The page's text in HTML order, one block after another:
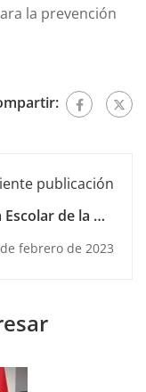
la prevención
publicación
Escolar de la No
febrero de 2023